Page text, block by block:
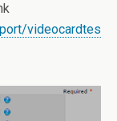
videocardtes